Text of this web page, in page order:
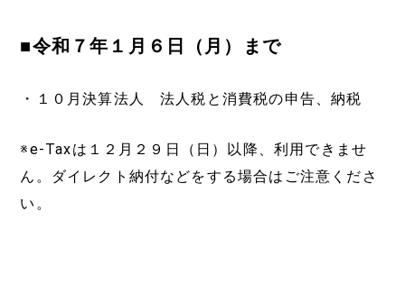
■令和７年１月６日（月）まで
・１０月決算法人 法人税と消費税の申告、納税
※e-Taxは１２月２９日（日）以降、利用できませ
ん。ダイレクト納付などをする場合はご注意くださ
い。